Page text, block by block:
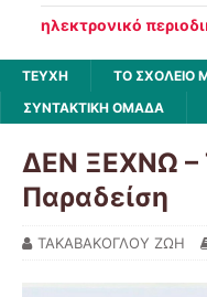
ηλεκτρονικό
ΤΕΥΧΗ ΤΟ ΣΧΟΛΕΙΟ
ΣΥΝΤΑΚΤΙΚΗ ΟΜΑΔΑ
ΔΕΝ ΞΕΧΝΩ –
Παραδείση
ΤΑΚΑΒΑΚΟΓΛΟΥ ΖΩΗ